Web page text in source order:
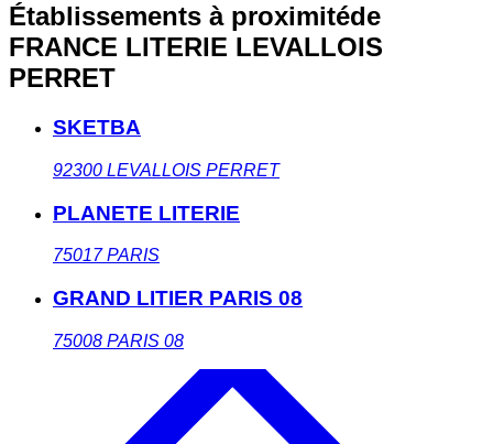
Établissements à proximitéde
FRANCE LITERIE LEVALLOIS
PERRET
SKETBA
92300 LEVALLOIS PERRET
PLANETE LITERIE
75017 PARIS
GRAND LITIER PARIS 08
75008 PARIS 08